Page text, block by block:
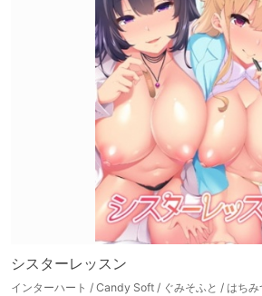
シスターレッスン